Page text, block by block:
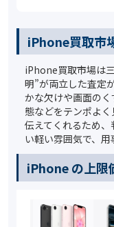
iPhone買取市
iPhone買取市場は
明”が両立した査定
かな欠けや画面の
態などをテンポよ
伝えてくれるため
い軽い雰囲気で、用
iPhone の上限